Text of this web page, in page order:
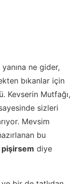
ne gider,
bıkanlar için
Kevserin Mutfağı,
sizleri
Mevsim
bu
pişirsem diye